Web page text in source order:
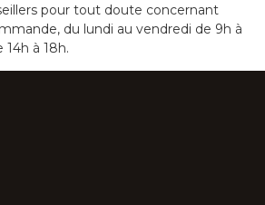
pour tout doute concernant
du lundi au vendredi de 9h à
14h à 18h.